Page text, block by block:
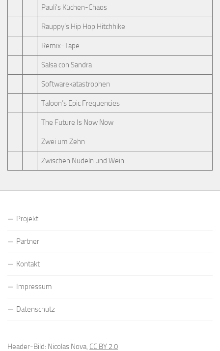
Pauli's Küchen-Chaos
Rauppy’s Hip Hop Hitchhike
Remix-Tape
Salsa con Sandra
Softwarekatastrophen
Taloon’s Epic Frequencies
The Future Is Now Now
Zwei um Zehn
Zwischen Nudeln und Wein
Projekt
Partner
Kontakt
Impressum
Datenschutz
Header-Bild: Nicolas Nova, CC BY 2.0